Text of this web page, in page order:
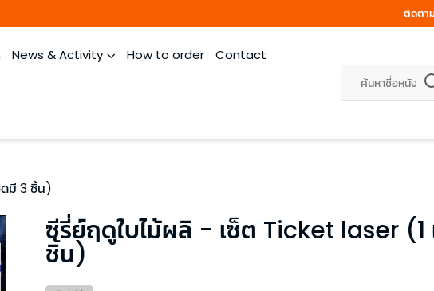
ติดตา
News & Activity How to order Contact
มี 3 ชิ้น)
ซีรี่ย์ฤดูใบไม้ผลิ - เซ็ต Ticket laser (1
ชิ้น)